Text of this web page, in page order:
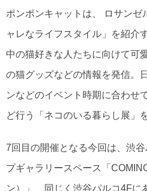
ポンポンキャットは、 ロサンゼ
ャレなライフスタイル」を紹介
中の猫好きな人たちに向けて可
の猫グッズなどの情報を発信。
ンなどのイベント時期に合わせ
ど行う「ネコのいる暮らし展」
7回目の開催となる今回は、渋
プギャラリースペース「
ン）」、同じく渋谷パルコ4Fに